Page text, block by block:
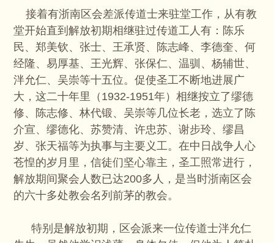
接着有浙南区会差派传道士来驻堂工作，从有教
堂开始直到解放初期相继驻过传道工人有：陈乐
民、郑美钦、张士、王承贤、陈志峰、李德奎、何
经隆、易厚基、王光辉、张保仁、温驯、杨辅世、
泮允仁、吴崇等十五位。促使圣工不断地进展广
大，这二十年里（1932-1951年）相继按立了缪德
修、陈志修、林代锻、吴崇等几位长老，选立了陈
介宣、缪德化、苏赞清、许忠苏、谢步玲、缪昌
岁、张天福等为执事与主要义工。在中日战争人心
苍惶的岁月里，信徒们坚心靠主，圣工照常进行，
解放期间聚会人数已达200多人，是当时浙南区会
的六十多处教会名列前茅的教会。
特别是解放初期，区会派来一位传道士泮允仁